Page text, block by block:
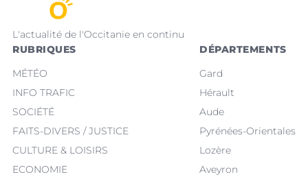
L'actualité de l'Occitanie en continu
RUBRIQUES
MÉTÉO
INFO TRAFIC
SOCIÉTÉ
FAITS-DIVERS / JUSTICE
CULTURE & LOISIRS
ECONOMIE
DÉPARTEMENTS
Gard
Hérault
Aude
Pyrénées-Orientales
Lozère
Aveyron